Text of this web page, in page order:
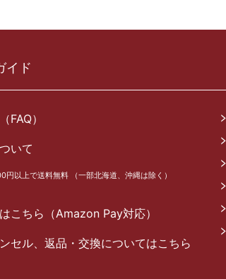
イド
FAQ）
いて
円以上で送料無料 （一部北海道、沖縄は除く）
こちら（Amazon Pay対応）
セル、返品・交換についてはこちら